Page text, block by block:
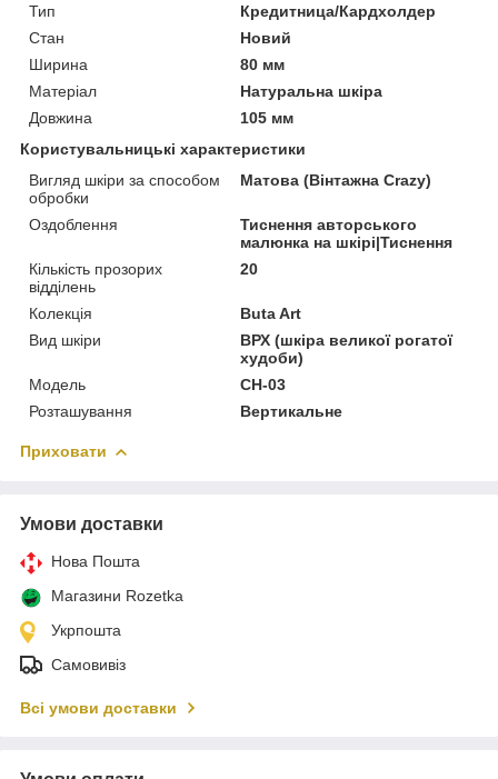
Тип
Кредитница/Кардхолдер
Стан
Новий
Ширина
80 мм
Матеріал
Натуральна шкіра
Довжина
105 мм
Користувальницькі характеристики
Вигляд шкіри за способом
обробки
Матова (Вінтажна Crazy)
Оздоблення
Тиснення авторського
малюнка на шкірі|Тиснення
Кількість прозорих
відділень
20
Колекція
Buta Art
Вид шкіри
ВРХ (шкіра великої рогатої
худоби)
Модель
CH-03
Розташування
Вертикальне
Приховати
Умови доставки
Нова Пошта
Магазини Rozetka
Укрпошта
Самовивіз
Всі умови доставки